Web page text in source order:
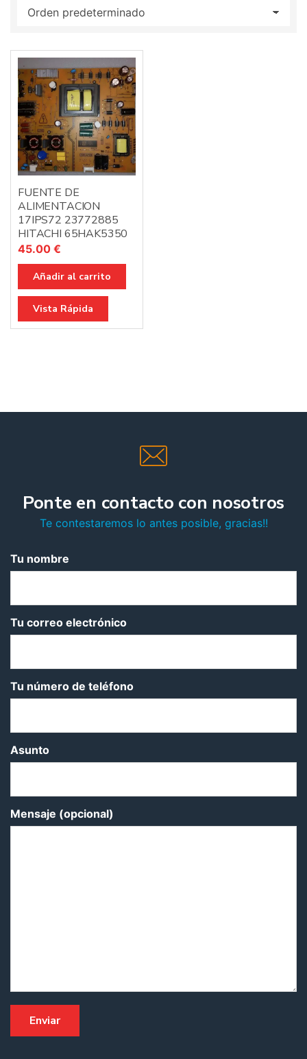
FUENTE DE
ALIMENTACION
17IPS72 23772885
HITACHI 65HAK5350
45.00 €
Añadir al carrito
Vista Rápida
Ponte en contacto con nosotros
Te contestaremos lo antes posible, gracias!!
Tu nombre
Tu correo electrónico
Tu número de teléfono
Asunto
Mensaje (opcional)